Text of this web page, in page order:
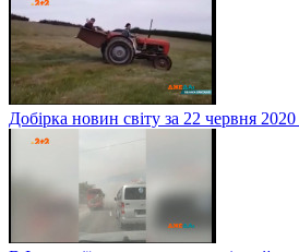
Добірка новин світу за 22 червня